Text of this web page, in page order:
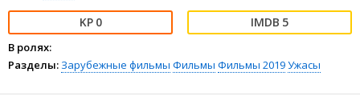
0 5
В ролях:
Разделы: Зарубежные фильмы Фильмы Фильмы 2019Ужасы